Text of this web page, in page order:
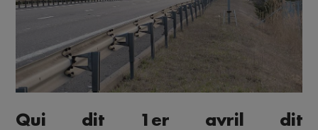
Qui dit 1er avril dit